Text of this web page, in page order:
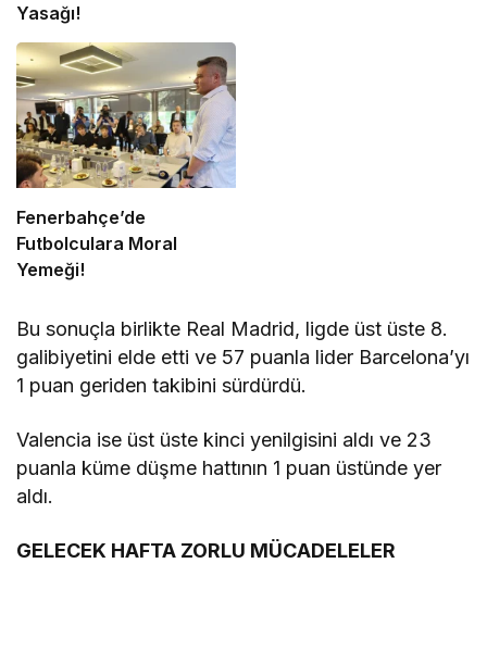
Yasağı!
Fenerbahçe’de
Futbolculara Moral
Yemeği!
Bu sonuçla birlikte Real Madrid, ligde üst üste 8.
galibiyetini elde etti ve 57 puanla lider Barcelona’yı
1 puan geriden takibini sürdürdü.
Valencia ise üst üste kinci yenilgisini aldı ve 23
puanla küme düşme hattının 1 puan üstünde yer
aldı.
GELECEK HAFTA ZORLU MÜCADELELER